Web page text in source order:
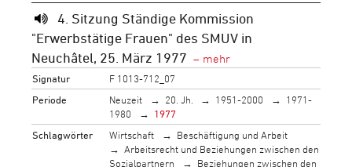
4. Sitzung Ständige Kommission
"Erwerbstätige Frauen" des SMUV in
Neuchâtel, 25. März 1977
Signatur
F 1013-712_07
Periode
Neuzeit 20. Jh. 1951-2000
1971-
1980
1977
Schlagwörter
Wirtschaft
Beschäftigung und Arbeit
Arbeitsrecht und Beziehungen zwischen den
Sozialpartnern
Beziehungen zwischen den